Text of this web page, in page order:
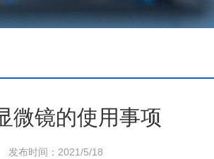
微镜的使用事项
发布时间：2021/5/18